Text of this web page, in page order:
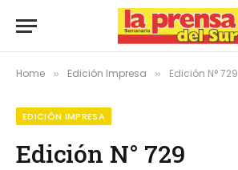
Home » Edición Impresa » Edición N° 729
EDICIÓN IMPRESA
Edición N° 729